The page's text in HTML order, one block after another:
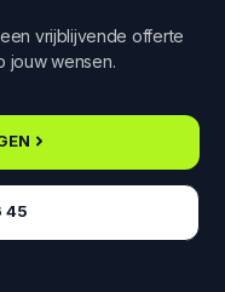
vrijblijvende offerte
jouw wensen.
45‬